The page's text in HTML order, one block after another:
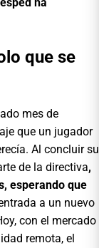
que se
mes de
que un jugador
Al concluir su
de la directiva,
esperando que
a un nuevo
con el mercado
remota, el